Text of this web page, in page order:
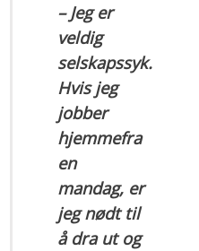
– Jeg er
veldig
selskapssyk.
Hvis jeg
jobber
hjemmefra
en
mandag, er
jeg nødt til
å dra ut og